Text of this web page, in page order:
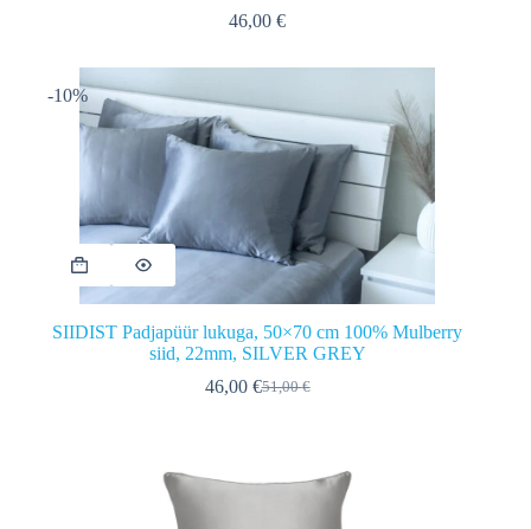
46,00€
-10%
SIIDIST Padjapüür lukuga, 50×70 cm 100% Mulberry
siid, 22mm, SILVER GREY
51,00€
Algne
46,00 €Praegune